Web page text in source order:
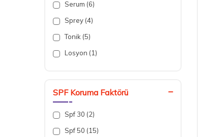
Aydınlatıcı (3)
Serum (6)
Sprey (4)
Tonik (5)
Losyon (1)
Set (1)
Sıvı (1)
SPF Koruma Faktörü
Spf 30 (2)
Spf 50 (15)